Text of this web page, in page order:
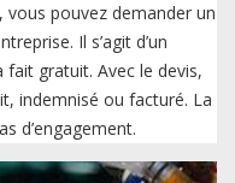
pouvez demander un
Il s’agit d’un
gratuit. Avec le devis,
indemnisé ou facturé. La
d’engagement.